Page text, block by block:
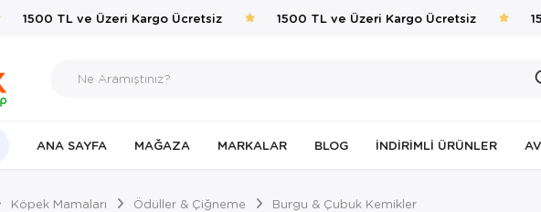
1500 TL ve Üzeri Kargo Ücretsiz 1500 TL ve Üzeri Kargo Ücretsiz
ANA SAYFA MAĞAZA MARKALAR BLOG İNDIRIMLI ÜRÜNLER
Köpek Mamaları Ödüller & Çiğneme Burgu & Çubuk Kemikler